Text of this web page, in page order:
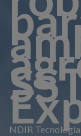
NDIR